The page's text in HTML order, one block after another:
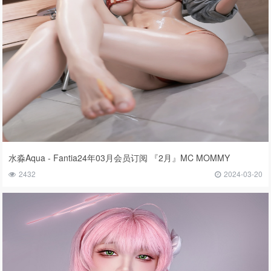
水淼Aqua - Fantia24年03月会员订阅 『2月』MC MOMMY
2432 2024-03-20